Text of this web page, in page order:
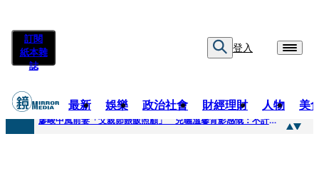
訂閱
紙本雜
誌
登入
最新 娛樂 政治社會 財經理財 人物 美
快訊
廖峻中風前妻「父親節餵飯照顧」 兒曬溫馨背影感慨：不計前嫌的真愛